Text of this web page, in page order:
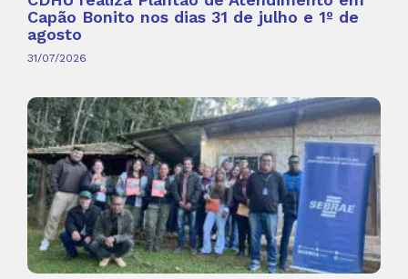
Capão Bonito nos dias 31 de julho e 1º de
agosto
31/07/2026